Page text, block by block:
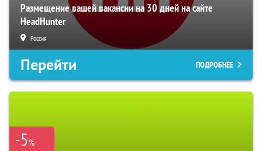
Размещение вашей вакансии на 30 дней на сайте
HeadHunter
Россия
Перейти ПОДРОБНЕЕ
-5%